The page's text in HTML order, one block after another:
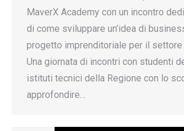
MaverX Academy con un incontro
di come sviluppare un’idea di
progetto imprenditoriale per il settore
Una giornata di incontri con studenti
istituti tecnici della Regione con lo
approfondire…